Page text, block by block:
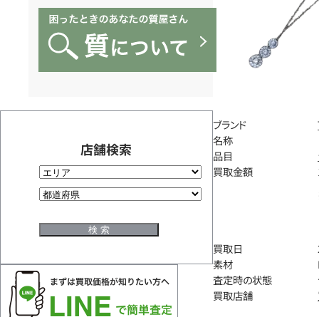
店舗検索
ブランド
名称
品目
買取金額
買取日
素材
査定時の状態
買取店舗